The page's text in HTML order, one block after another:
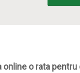
online o rata pentru